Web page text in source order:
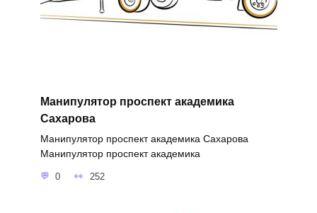
Манипулятор проспект академика
Сахарова
Манипулятор проспект академика Сахарова
Манипулятор проспект академика
0 252